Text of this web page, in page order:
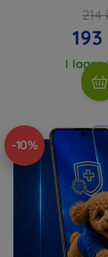
214
I lager
-10%